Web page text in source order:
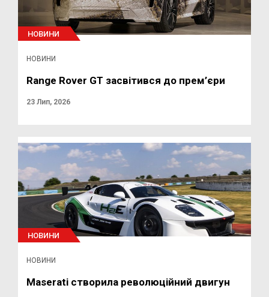
НОВИНИ
НОВИНИ
Range Rover GT засвітився до прем’єри
23 Лип, 2026
НОВИНИ
НОВИНИ
Maserati створила революційний двигун